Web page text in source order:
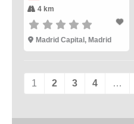
4 km
Madrid Capital , Madrid
1 2 3 4 …